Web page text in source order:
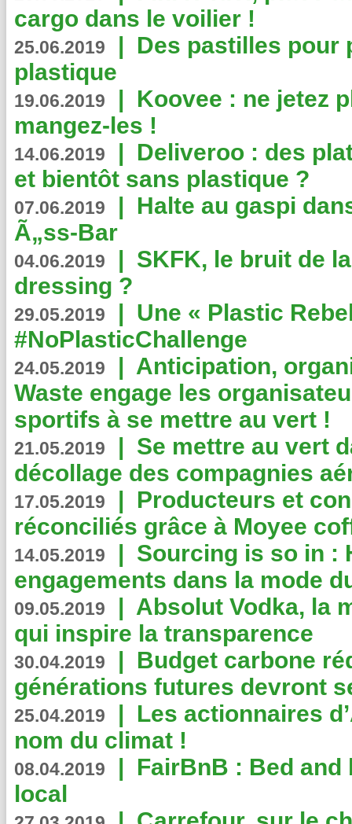
cargo dans le voilier !
25.06.2019 | Des pastilles pour
plastique
19.06.2019 | Koovee : ne jetez
mangez-les !
14.06.2019 | Deliveroo : des
et bientôt sans plastique ?
07.06.2019 | Halte au gaspi
Ã„ss-Bar
04.06.2019 | SKFK, le bruit de
dressing ?
29.05.2019 | Une « Plastic
#NoPlasticChallenge
24.05.2019 | Anticipation,
Waste engage les
sportifs à se mettre au vert !
21.05.2019 | Se mettre au vert
décollage des compagnies
17.05.2019 | Producteurs et
réconciliés grâce à Moyee
14.05.2019 | Sourcing is so in :
engagements dans la mode
09.05.2019 | Absolut Vodka, la
qui inspire la transparence
30.04.2019 | Budget carbone
générations futures devront
25.04.2019 | Les actionnaires
nom du climat !
08.04.2019 | FairBnB : Bed
local